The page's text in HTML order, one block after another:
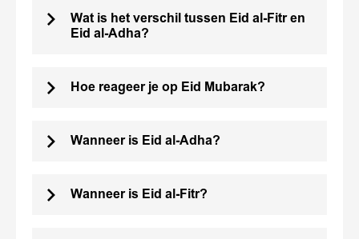
Wat is het verschil tussen Eid al-Fitr en
Eid al-Adha?
Hoe reageer je op Eid Mubarak?
Wanneer is Eid al-Adha?
Wanneer is Eid al-Fitr?